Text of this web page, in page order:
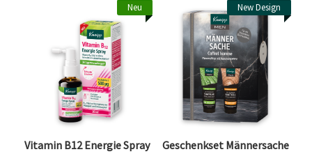
Neu
Vitamin B12 Energie Spray
New Design
Geschenkset Männersache